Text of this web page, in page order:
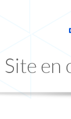
Site en